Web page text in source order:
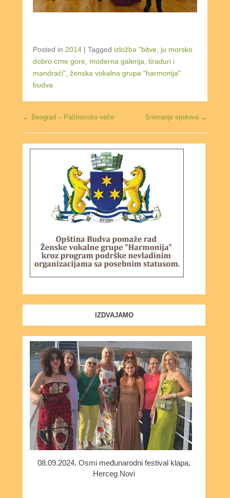
Posted in 2014 | Tagged izložba "bitve ju morsko
dobro crne gore moderna galerija tiraduri i
mandraći" ženska vokalna grupa "harmonija"
budva
Post navigation
← Beograd – Paštrovsko veče Snimanje spotova →
IZDVAJAMO
08.09.2024. Osmi međunarodni festival klapa,
Herceg Novi